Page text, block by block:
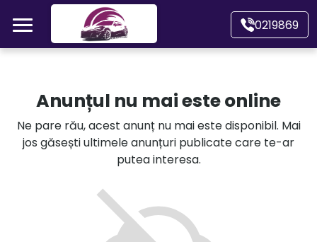
Mergi direct la conținutul principal
0219869
Autoturisme
Motociclete
Autoutilitare
Alte tipuri vehicule
Anunțul nu mai este online
Ne pare rău, acest anunț nu mai este disponibil. Mai
jos găsești ultimele anunțuri publicate care te-ar
putea interesa.